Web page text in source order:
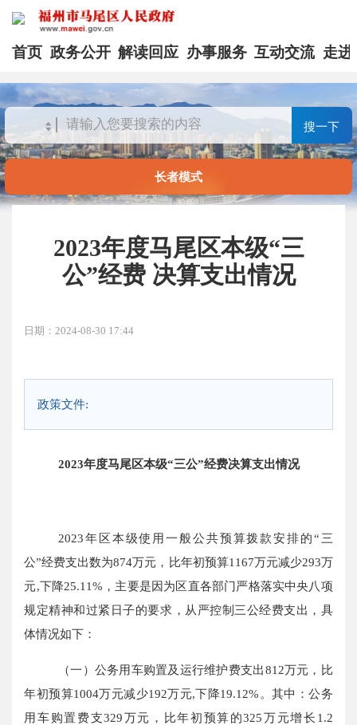
首页 政务公开 解读回应 办事服务 互动交流 走进
搜一下
长者模式
2023年度马尾区本级“三
公”经费 决算支出情况
日期：2024-08-30 17:44
政策文件:
2023年度马尾区本级“三公”经费决算支出情况
2023年区本级使用一般公共预算拨款安排的“三
公”经费支出数为874万元， 比年初预算1167万元减少293万
元,下降25.11%，主要是因为区直各部门严格落实中央八项
规定精神和过紧日子的要求，从严控制三公经费支出，具
体情况如下：
（一）公务用车购置及运行维护费支出812万元， 比
年初预算1004万元减少192万元,下降19.12%。其中：公务
用车购置费支329万元，比年初预算的325万元增长1.2